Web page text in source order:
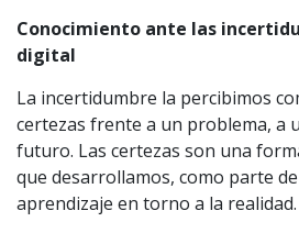
Conocimiento ante las
digital
La incertidumbre la percibimos
certezas frente a un problema, a
futuro. Las certezas son una
que desarrollamos, como parte
aprendizaje en torno a la realidad.